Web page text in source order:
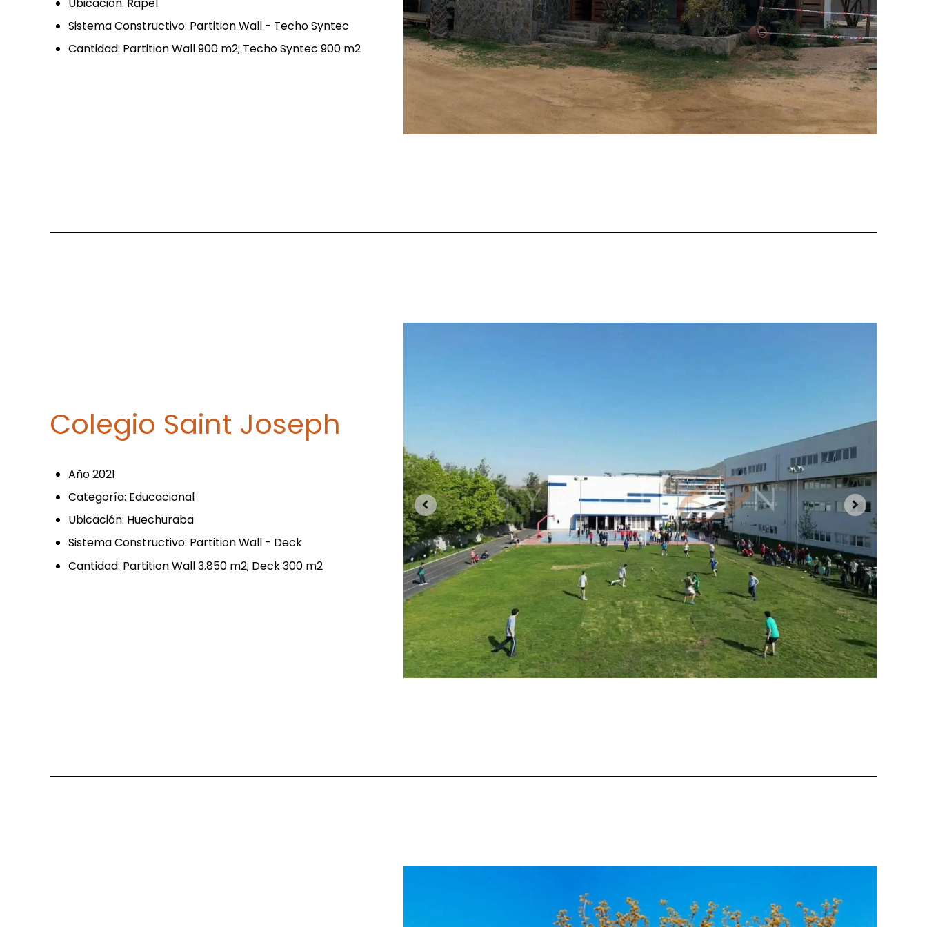
Sistema Constructivo: Partition Wall - Techo Syntec
Cantidad: Partition Wall 900 m2; Techo Syntec 900 m2
Colegio Saint Joseph
Año 2021
Categoría: Educacional
Ubicación: Huechuraba
Sistema Constructivo: Partition Wall - Deck
Cantidad: Partition Wall 3.850 m2; Deck 300 m2